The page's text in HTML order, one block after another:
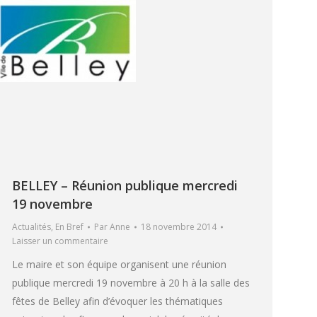
BELLEY – Réunion publique mercredi
19 novembre
Actualités, En Bref ParAnne
18 novembre 2014
Laisser un commentaire
Le maire et son équipe organisent une réunion
publique mercredi 19 novembre à 20 h à la salle des
fêtes de Belley afin d’évoquer les thématiques